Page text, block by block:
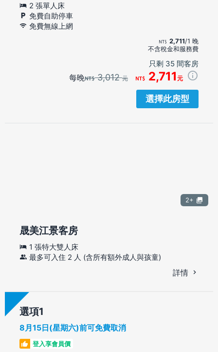
2 張單人床
免費自助停車
免費無線上網
2,711/1 晚
不含稅金和服務費
只剩 35 間客房
每晚 3,012元 2,711 元
選擇此房型
2+
晟美江景客房
1 張特大雙人床
最多可入住 2 人 (含所有額外成人與孩童)
詳情
選項
8月15日(星期六)前可免費取消
登入享會員價